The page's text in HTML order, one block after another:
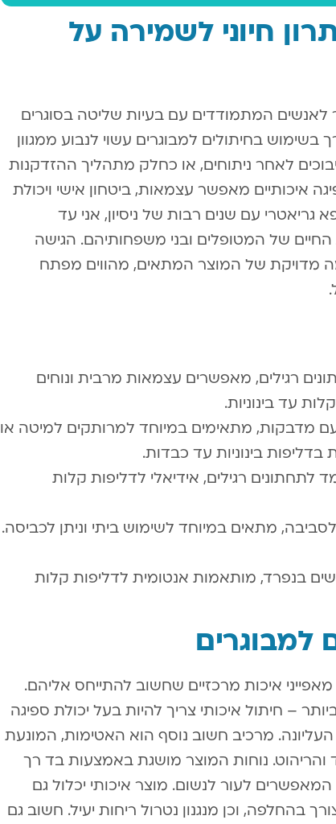
חיוני לשמירה על
לאנשים המתמודדים עם בעיות שליטה בסוגרים
בחיתולים למבוגרים עשוי לנבוע ממגוון
לאחר ניתוחים, או כחלק מתהליך ההזדקנות
איכותיים מאפשר עצמאות, ביטחון אישי ויכולת
גריאטרי עם שנים רבות של ניסיון, אני עד
של המטופלים ובני משפחותיהם. הגישה
מדויקת של המוצר המתאים, מהווים מפתח
רגילים, מאפשרים עצמאות מרבית ונוחים
עד בינוניות.
מדבקות, מתאימים במיוחד למרותקים למיטה או
בינוניות עד כבדות.
רגילים, אידיאלי לדליפות קלות
מתאים במיוחד לשימוש ביתי וניתן לכביסה.
בנפרד, מותאמות אנטומית לדליפות קלות
למבוגרים
איכות מרכזיים שחשוב להתייחס אליהם.
– חיתול איכותי צריך להיות בעל יכולת ספיגה
מרכיב חשוב נוסף הוא האטימות, המונעת
והריהוט. נוחות המוצר מושגת באמצעות בד רך
המאפשרים לעור לנשום. מוצר איכותי יכלול גם
בהחלפה, וכן מנגנון נטרול ריחות יעיל. חשוב גם